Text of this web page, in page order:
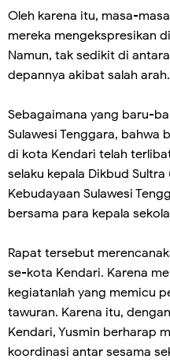
Oleh karena itu, masa-
mereka mengekspresikan
Namun, tak sedikit di
depannya akibat salah arah.
Sebagaimana yang baru-
Sulawesi Tenggara, bahwa
di kota Kendari telah
selaku kepala Dikbud
Kebudayaan Sulawesi
bersama para kepala
Rapat tersebut
se-kota Kendari. Karena
kegiatanlah yang memicu
tawuran. Karena itu,
Kendari, Yusmin berharap
koordinasi antar sesama